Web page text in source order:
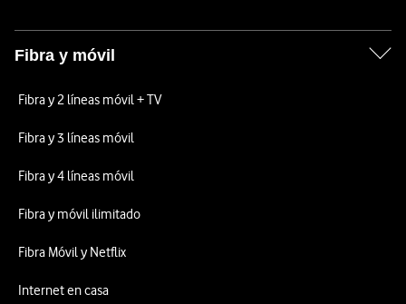
Fibra y móvil
Fibra y 2 líneas móvil + TV
Fibra y 3 líneas móvil
Fibra y 4 líneas móvil
Fibra y móvil ilimitado
Fibra Móvil y Netflix
Internet en casa